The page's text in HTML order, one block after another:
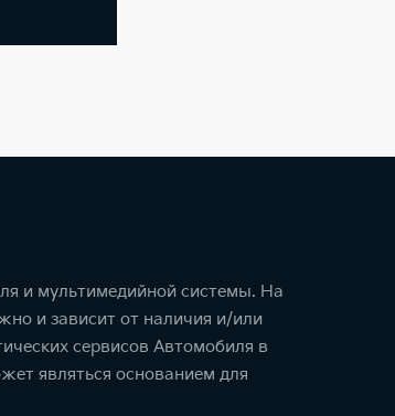
и мультимедийной системы. На
и зависит от наличия и/или
сервисов Автомобиля в
являться основанием для